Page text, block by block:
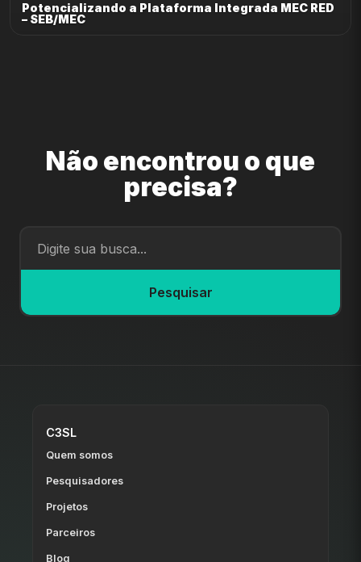
Potencializando a Plataforma Integrada MEC RED
– SEB/MEC
Não encontrou o que
precisa?
Pesquisar
C3SL
Quem somos
Pesquisadores
Projetos
Parceiros
Blog